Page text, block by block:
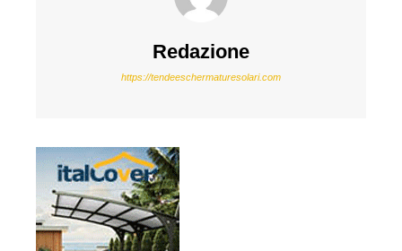
Redazione
https://tendeeschermaturesolari.com